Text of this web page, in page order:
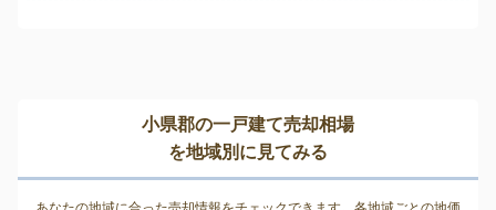
小県郡の一戸建て売却相場
を地域別に見てみる